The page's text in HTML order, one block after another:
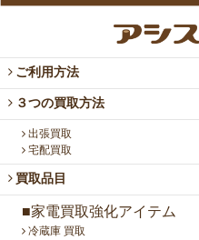
ご利用方法
３つの買取方法
出張買取
宅配買取
買取品目
■家電買取強化アイテム
冷蔵庫 買取